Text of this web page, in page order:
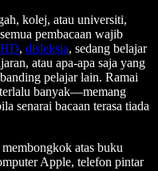
kolej, atau universiti,
pembacaan wajib
, disleksia, sedang belajar
atau apa-apa saja yang
pelajar lain. Ramai
banyak—memang
senarai bacaan terasa tiada
atas buku
Apple, telefon pintar